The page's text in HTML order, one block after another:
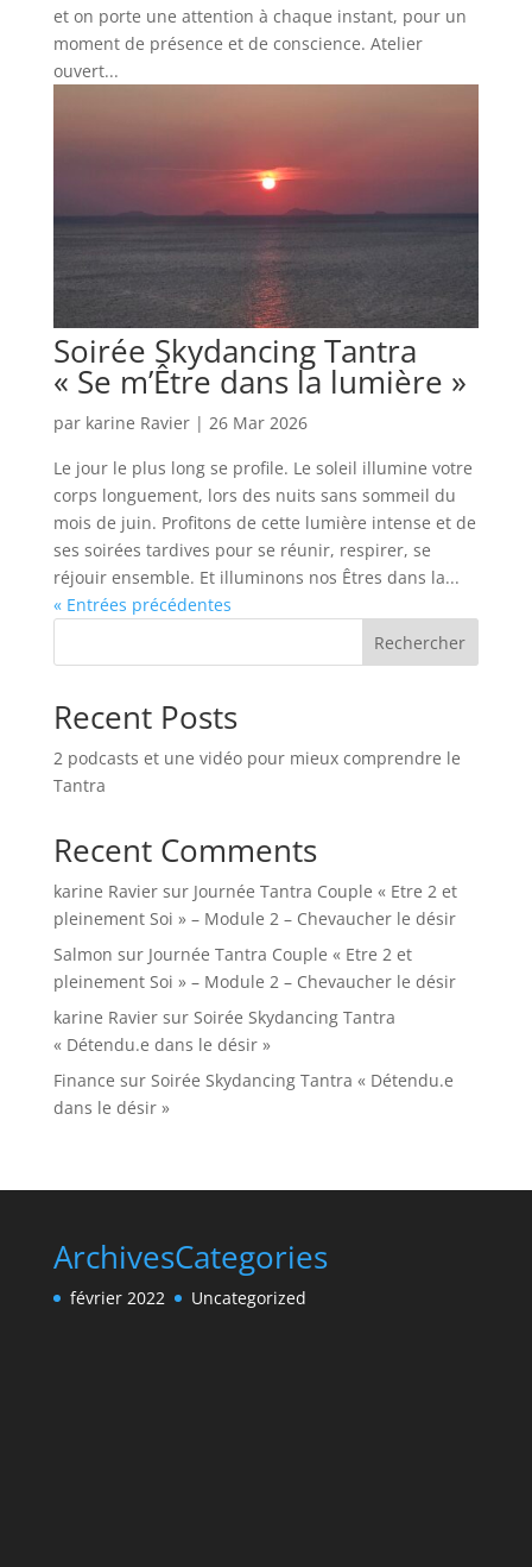
et on porte une attention à chaque instant, pour un
moment de présence et de conscience. Atelier
ouvert...
Soirée Skydancing Tantra
« Se m’Être dans la lumière »
par karine Ravier| 26 Mar 2026
Le jour le plus long se profile. Le soleil illumine votre
corps longuement, lors des nuits sans sommeil du
mois de juin. Profitons de cette lumière intense et de
ses soirées tardives pour se réunir, respirer, se
réjouir ensemble. Et illuminons nos Êtres dans la...
« Entrées précédentes
Rechercher
Recent Posts
2 podcasts et une vidéo pour mieux comprendre le
Tantra
Recent Comments
karine Raviersur Journée Tantra Couple « Etre 2 et
pleinement Soi » – Module 2 – Chevaucher le désir
Salmon sur Journée Tantra Couple « Etre 2 et
pleinement Soi » – Module 2 – Chevaucher le désir
karine Raviersur Soirée Skydancing Tantra
« Détendu.e dans le désir »
Finance sur Soirée Skydancing Tantra « Détendu.e
dans le désir »
Archives
février 2022
Categories
Uncategorized